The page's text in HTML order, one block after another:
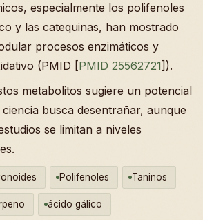
especialmente los polifenoles
y las catequinas, han mostrado
procesos enzimáticos y
(PMID [PMID 25562721]).
metabolitos sugiere un potencial
busca desentrañar, aunque
se limitan a niveles
Polifenoles Taninos
ácido gálico